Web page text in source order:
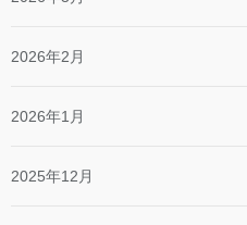
2026年2月
2026年1月
2025年12月